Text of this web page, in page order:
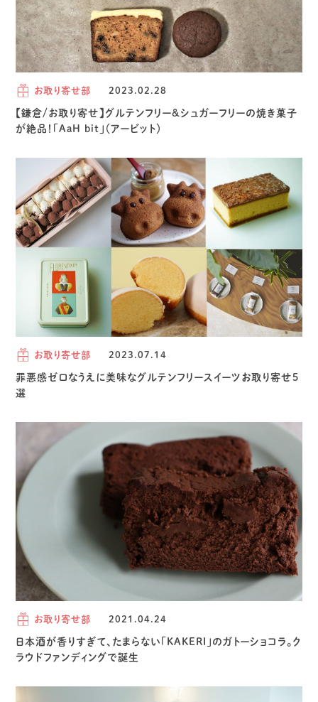
お取り寄せ部 2023.02.28
【鎌倉/お取り寄せ】グルテンフリー&シュガーフリーの焼き菓子
が絶品！「AaH bit」（アービット）
お取り寄せ部 2023.07.14
罪悪感ゼロなうえに美味なグルテンフリースイーツお取り寄せ5
選
お取り寄せ部 2021.04.24
日本酒が香りすぎて、たまらない「KAKERI」のガトーショコラ。ク
ラウドファンディングで誕生